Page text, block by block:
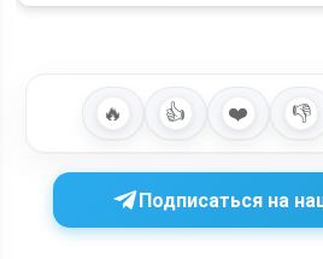
🔥 👍 ❤️ 👎
Подписаться на